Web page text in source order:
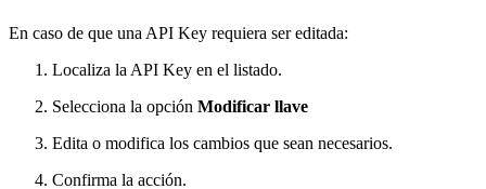
En caso de que una API Key requiera ser editada:
Localiza la API Key en el listado.
Selecciona la opción Modificar llave
Edita o modifica los cambios que sean necesarios.
Confirma la acción.